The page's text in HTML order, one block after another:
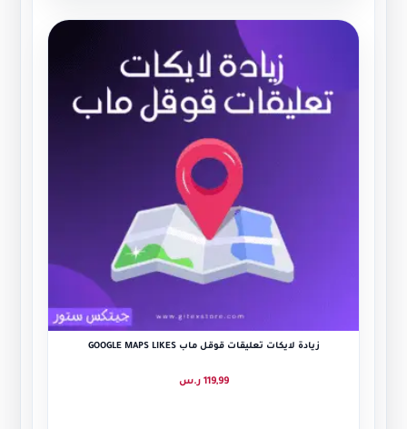
زيادة لايكات تعليقات قوقل ماب GOOGLE MAPS LIKES
119,99 ر.س